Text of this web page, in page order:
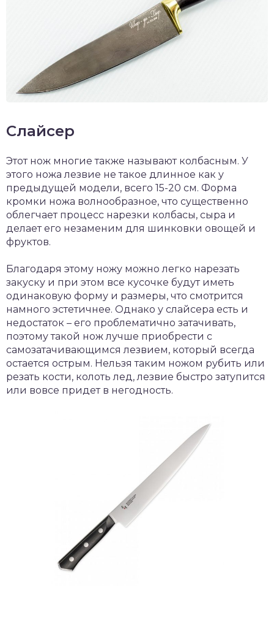
Слайсер
Этот нож многие также называют колбасным. У
этого ножа лезвие не такое длинное как у
предыдущей модели, всего 15-20 см. Форма
кромки ножа волнообразное, что существенно
облегчает процесс нарезки колбасы, сыра и
делает его незаменим для шинковки овощей и
фруктов.
Благодаря этому ножу можно легко нарезать
закуску и при этом все кусочке будут иметь
одинаковую форму и размеры, что смотрится
намного эстетичнее. Однако у слайсера есть и
недостаток – его проблематично затачивать,
поэтому такой нож лучше приобрести с
самозатачивающимся лезвием, который всегда
остается острым. Нельзя таким ножом рубить или
резать кости, колоть лед, лезвие быстро затупится
или вовсе придет в негодность.